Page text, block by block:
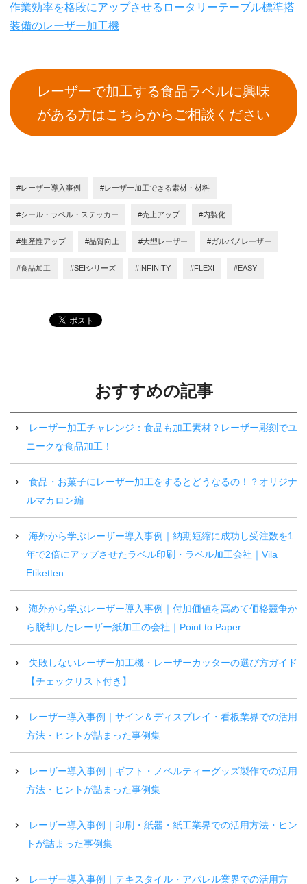
作業効率を格段にアップさせるロータリーテーブル標準搭
装備のレーザー加工機
レーザーで加工する食品ラベルに興味
がある方はこちらからご相談ください
#レーザー導入事例 #レーザー加工できる素材・材料
#シール・ラベル・ステッカー #売上アップ #内製化
#生産性アップ #品質向上 #大型レーザー #ガルバノレーザー
#食品加工 #SEIシリーズ #INFINITY #FLEXI #EASY
おすすめの記事
レーザー加工チャレンジ：食品も加工素材？レーザー彫刻でユ
ニークな食品加工！
食品・お菓子にレーザー加工をするとどうなるの！？オリジナ
ルマカロン編
海外から学ぶレーザー導入事例｜納期短縮に成功し受注数を1
年で2倍にアップさせたラベル印刷・ラベル加工会社｜Vila
Etiketten
海外から学ぶレーザー導入事例｜付加価値を高めて価格競争か
ら脱却したレーザー紙加工の会社｜Point to Paper
失敗しないレーザー加工機・レーザーカッターの選び方ガイド
【チェックリスト付き】
レーザー導入事例｜サイン＆ディスプレイ・看板業界での活用
方法・ヒントが詰まった事例集
レーザー導入事例｜ギフト・ノベルティーグッズ製作での活用
方法・ヒントが詰まった事例集
レーザー導入事例｜印刷・紙器・紙工業界での活用方法・ヒン
トが詰まった事例集
レーザー導入事例｜テキスタイル・アパレル業界での活用方